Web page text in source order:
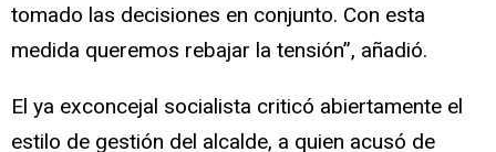
tomado las decisiones en conjunto. Con esta
medida queremos rebajar la tensión”, añadió.
El ya exconcejal socialista criticó abiertamente el
estilo de gestión del alcalde, a quien acusó de